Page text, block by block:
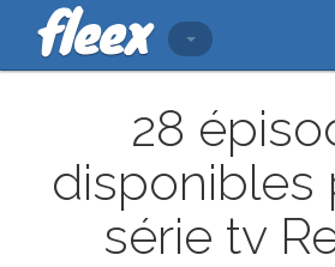
28
disponibles
série tv